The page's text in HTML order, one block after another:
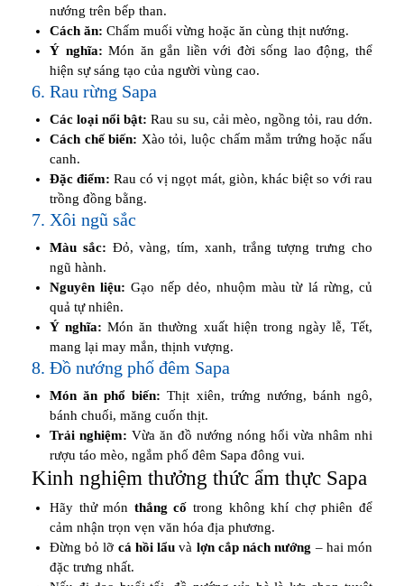
nướng trên bếp than.
Cách ăn: Chấm muối vừng hoặc ăn cùng thịt nướng.
Ý nghĩa: Món ăn gắn liền với đời sống lao động, thể
hiện sự sáng tạo của người vùng cao.
6. Rau rừng Sapa
Các loại nổi bật: Rau su su, cải mèo, ngồng tỏi, rau dớn.
Cách chế biến: Xào tỏi, luộc chấm mắm trứng hoặc nấu
canh.
Đặc điểm: Rau có vị ngọt mát, giòn, khác biệt so với rau
trồng đồng bằng.
7. Xôi ngũ sắc
Màu sắc: Đỏ, vàng, tím, xanh, trắng tượng trưng cho
ngũ hành.
Nguyên liệu: Gạo nếp dẻo, nhuộm màu từ lá rừng, củ
quả tự nhiên.
Ý nghĩa: Món ăn thường xuất hiện trong ngày lễ, Tết,
mang lại may mắn, thịnh vượng.
8. Đồ nướng phố đêm Sapa
Món ăn phổ biến: Thịt xiên, trứng nướng, bánh ngô,
bánh chuối, măng cuốn thịt.
Trải nghiệm: Vừa ăn đồ nướng nóng hổi vừa nhâm nhi
rượu táo mèo, ngắm phố đêm Sapa đông vui.
Kinh nghiệm thưởng thức ẩm thực Sapa
Hãy thử món thắng cố trong không khí chợ phiên để
cảm nhận trọn vẹn văn hóa địa phương.
Đừng bỏ lỡ cá hồi lẩu và lợn cắp nách nướng – hai món
đặc trưng nhất.